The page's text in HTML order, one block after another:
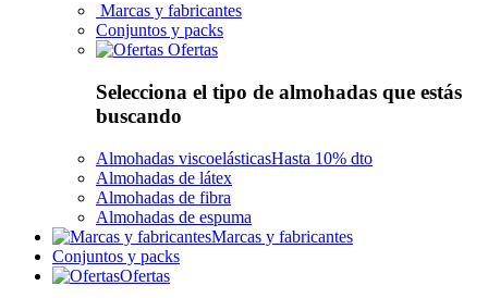
Marcas y fabricantes
Conjuntos y packs
Ofertas
Selecciona el tipo de almohadas que estás
buscando
Almohadas viscoelásticasHasta 10% dto
Almohadas de látex
Almohadas de fibra
Almohadas de espuma
Marcas y fabricantes
Conjuntos y packs
Ofertas